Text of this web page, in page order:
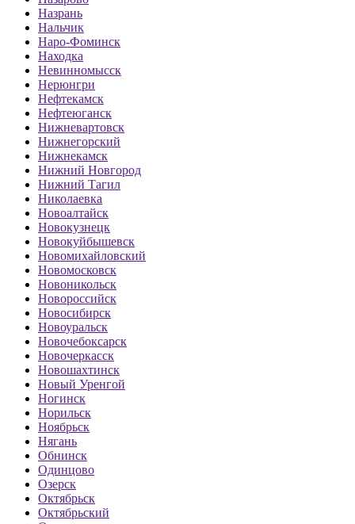
Назрань
Нальчик
Наро-Фоминск
Находка
Невинномысск
Нерюнгри
Нефтекамск
Нефтеюганск
Нижневартовск
Нижнегорский
Нижнекамск
Нижний Новгород
Нижний Тагил
Николаевка
Новоалтайск
Новокузнецк
Новокуйбышевск
Новомихайловский
Новомосковск
Новоникольск
Новороссийск
Новосибирск
Новоуральск
Новочебоксарск
Новочеркасск
Новошахтинск
Новый Уренгой
Ногинск
Норильск
Ноябрьск
Нягань
Обнинск
Одинцово
Озерск
Октябрьск
Октябрьский